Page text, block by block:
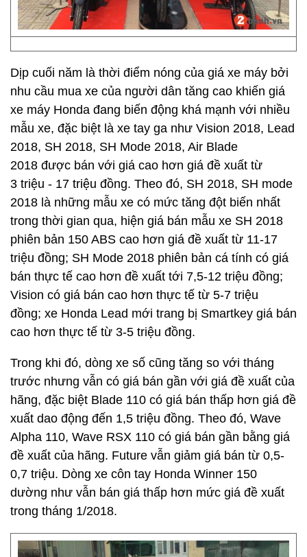
Dịp cuối năm là thời điểm nóng của giá xe máy bởi
nhu cầu mua xe của người dân tăng cao khiến giá
xe máy Honda đang biến động khá mạnh với nhiều
mẫu xe, đặc biệt là xe tay ga như Vision 2018, Lead
2018, SH 2018, SH Mode 2018, Air Blade
2018 được bán với giá cao hơn giá đề xuất từ
3 triệu - 17 triệu đồng. Theo đó, SH 2018, SH mode
2018 là những mẫu xe có mức tăng đột biến nhất
trong thời gian qua, hiện giá bán mẫu xe SH 2018
phiên bản 150 ABS cao hơn giá đề xuất từ 11-17
triệu đồng; SH Mode 2018 phiên bản cá tính có giá
bán thực tế cao hơn đề xuất tới 7,5-12 triệu đồng;
Vision có giá bán cao hơn thực tế từ 5-7 triệu
đồng; xe Honda Lead mới trang bị Smartkey giá bán
cao hơn thực tế từ 3-5 triệu đồng.
Trong khi đó, dòng xe số cũng tăng so với tháng
trước nhưng vẫn có giá bán gần với giá đề xuất của
hãng, đặc biệt Blade 110 có giá bán thấp hơn giá đề
xuất dao động đến 1,5 triệu đồng. Theo đó, Wave
Alpha 110, Wave RSX 110 có giá bán gần bằng giá
đề xuất của hãng. Future vẫn giảm giá bán từ 0,5-
0,7 triệu. Dòng xe côn tay Honda Winner 150
dường như vẫn bán giá thấp hơn mức giá đề xuất
trong tháng 1/2018.